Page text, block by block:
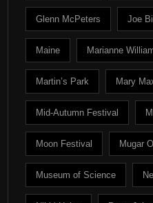
Glenn McPeters Joe
Maine Marianne
Martin’s Park Mary
Mid-Autumn Festival
Moon Festival Mugar
Museum of Science